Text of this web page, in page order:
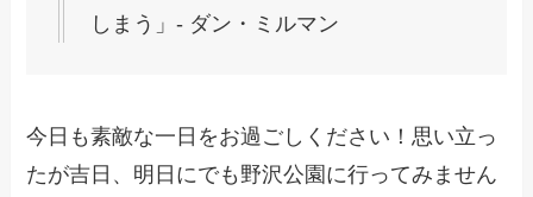
しまう」- ダン・ミルマン
今日も素敵な一日をお過ごしください！思い立っ
たが吉日、明日にでも野沢公園に行ってみません